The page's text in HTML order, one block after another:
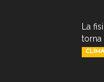
La
torna